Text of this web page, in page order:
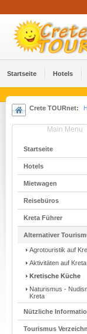
Startseite Hotels
Crete TOURnet:
Main Menu
Startseite
Hotels
Mietwagen
Reisebüros
Kreta Führer
Alternativer
Agrotouristik auf
Aktivitäten auf Kreta
Kretische Küche
Naturismus -
Kreta
Nützliche
Tourismus